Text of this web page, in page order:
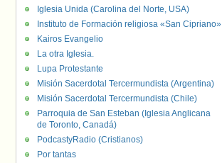
Iglesia Unida (Carolina del Norte, USA)
Instituto de Formación religiosa «San Cipriano»
Kairos Evangelio
La otra Iglesia.
Lupa Protestante
Misión Sacerdotal Tercermundista (Argentina)
Misión Sacerdotal Tercermundista (Chile)
Parroquia de San Esteban (Iglesia Anglicana
de Toronto, Canadá)
PodcastyRadio (Cristianos)
Por tantas